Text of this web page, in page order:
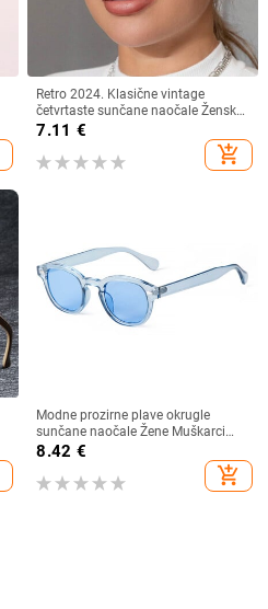
Retro 2024. Klasične vintage
četvrtaste sunčane naočale Ženske
velike sunčane naočale Ženske
muške Retro Leopard Luksuzne
sunčane naočale UV400
7.11 €
add_shopping_cart
Modne prozirne plave okrugle
sunčane naočale Žene Muškarci
2024 Retro kornjačaste male
četvrtaste sunčane naočale UV400
Lunettes De Soleil
8.42 €
add_shopping_cart